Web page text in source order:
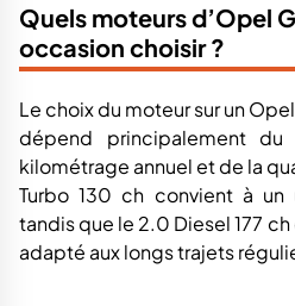
Quels moteurs d’Opel
occasion choisir ?
Le choix du moteur sur un
dépend principalement
kilométrage annuel et de la
Turbo 130 ch convient à un
tandis que le 2.0 Diesel 177
adapté aux longs trajets